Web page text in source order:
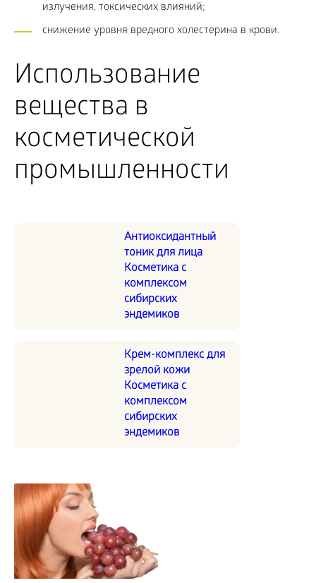
излучения, токсических влияний;
снижение уровня вредного холестерина в крови.
Использование
вещества в
косметической
промышленности
Антиоксидантный
тоник для лица
Косметика с
комплексом
сибирских
эндемиков
Крем-комплекс для
зрелой кожи
Косметика с
комплексом
сибирских
эндемиков